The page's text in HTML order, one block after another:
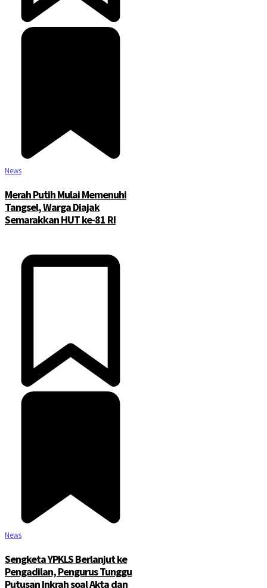
News
Merah Putih Mulai Memenuhi
Tangsel, Warga Diajak
Semarakkan HUT ke-81 RI
News
Sengketa YPKLS Berlanjut ke
Pengadilan, Pengurus Tunggu
Putusan Inkrah soal Akta dan